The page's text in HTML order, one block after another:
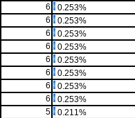
6
0.253%
6
0.253%
6
0.253%
6
0.253%
6
0.253%
6
0.253%
6
0.253%
6
0.253%
5
0.211%